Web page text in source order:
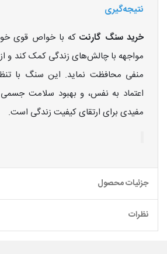
نتیجه‌گیری
خرید سنگ گارنتکه با خواص قوی خود
مواجهه با چالش‌های زندگی کمک کند و از
منفی محافظت نماید. این سنگ با
اعتماد به نفس، و بهبود سلامت جسمی و
مفیدی برای ارتقای کیفیت زندگی است.
جزئیات محصول
نظرات